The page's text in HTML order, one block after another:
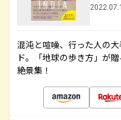
混沌と喧噪、行った人の
ド。「地球の歩き方」が
絶景集！